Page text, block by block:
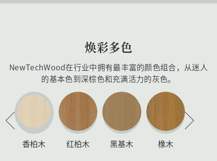
焕彩多色
NewTechWood在行业中拥有最丰富的颜色组合，从迷人
的基本色到深棕色和充满活力的灰色。
香柏木 红柏木 黑基木 橡木